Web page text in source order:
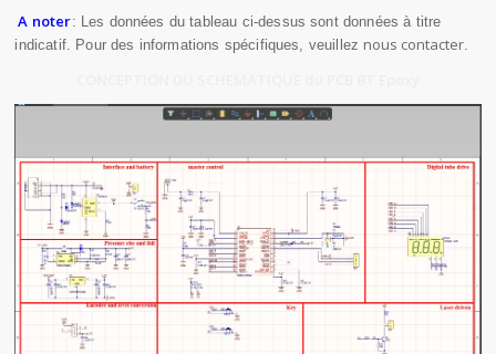
A noter: Les données du tableau ci-dessus sont données à titre
indicatif. Pour des informations spécifiques, veuillez nous contacter.